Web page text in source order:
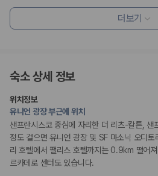
엘리베이터
기념품 가게
ATM/은행업무
정원
리셉션 서비스
다국어 구사 가능 직원
주차 대행
콘시어지 서비스
더보기
숙소 상세 정보
위치정보
유니언 광장 부근에 위치
샌프란시스코 중심에 자리한 더 리츠-칼튼, 샌
정도 걸으면 유니언 광장 및 SF 마소닉 오디
리 호텔에서 팰리스 호텔까지는 0.9km 떨어
르카데로 센터도 있습니다.